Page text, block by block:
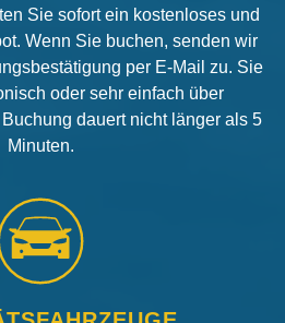
Sie sofort ein kostenloses und
Wenn Sie buchen, senden wir
per E-Mail zu. Sie
oder sehr einfach über
dauert nicht länger als 5
Minuten.